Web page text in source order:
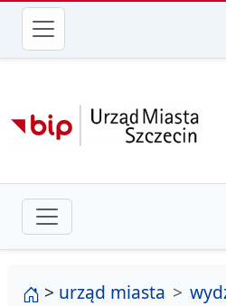
przejdź do głównego
strona główna
> urząd miasta